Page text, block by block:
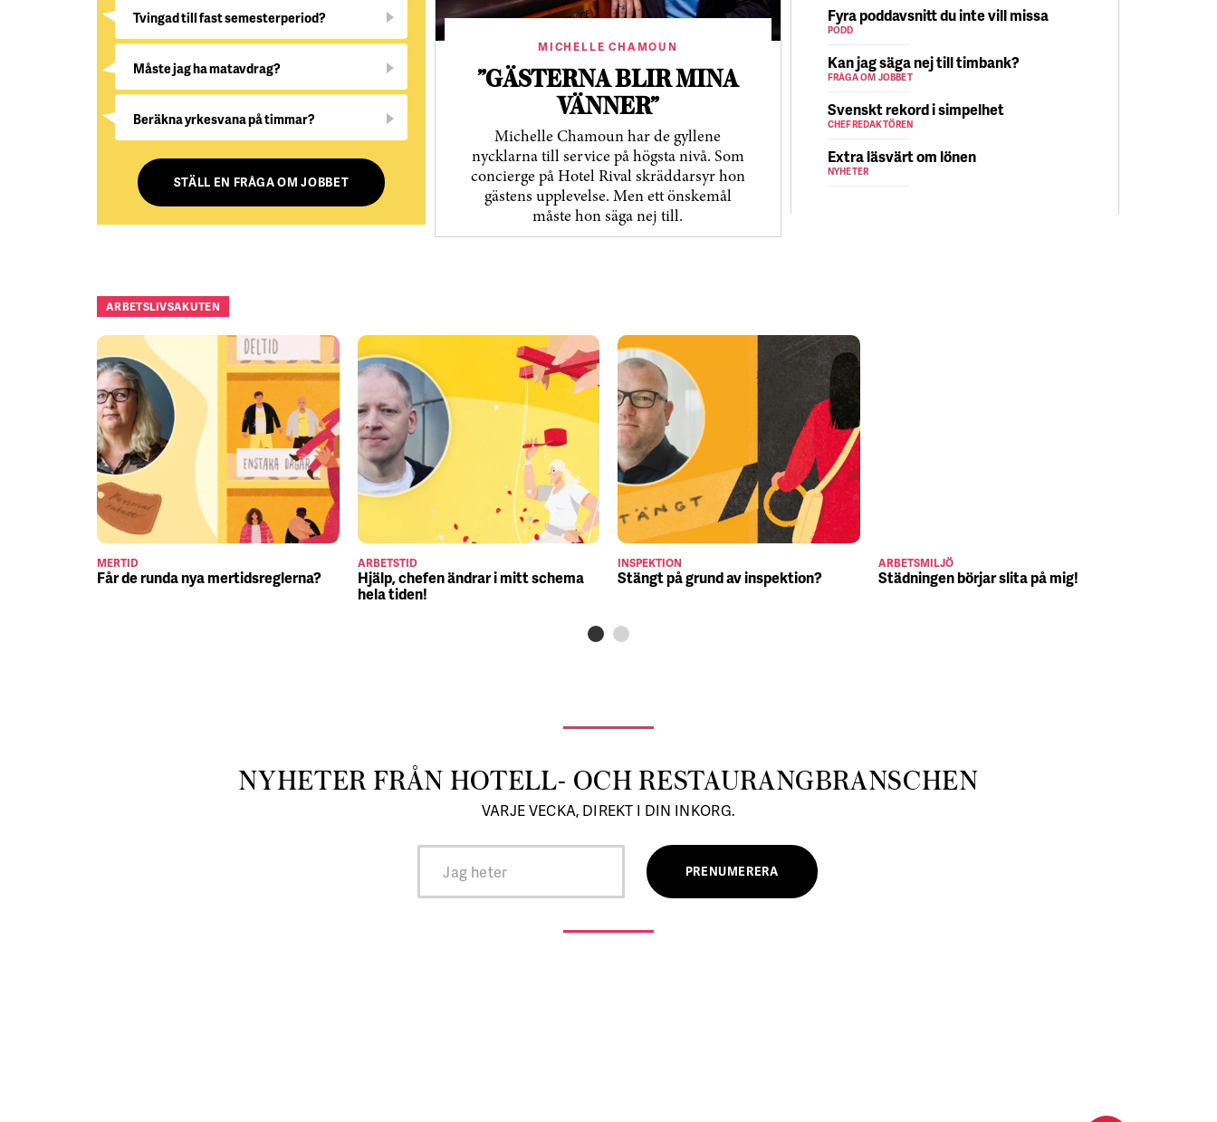
Tvingad till fast semesterperiod?
Måste jag ha matavdrag?
Beräkna yrkesvana på timmar?
STÄLL EN FRÅGA OM JOBBET
MICHELLE CHAMOUN
”GÄSTERNA BLIR MINA
VÄNNER”
Michelle Chamoun har de gyllene
nycklarna till service på högsta nivå. Som
concierge på Hotel Rival skräddarsyr hon
gästens upp­levelse. Men ett önskemål
måste hon säga nej till.
Fyra poddavsnitt du inte vill missa
PODD
Kan jag säga nej till timbank?
FRÅGA OM JOBBET
Svenskt rekord i simpelhet
CHEFREDAKTÖREN
Extra läsvärt om lönen
NYHETER
ARBETSLIVSAKUTEN
MERTID
Får de runda nya mertidsreglerna?
ARBETSTID
Hjälp, chefen ändrar i mitt schema
hela tiden!
INSPEKTION
Stängt på grund av inspektion?
ARBETSMILJÖ
Städningen börjar slita på mig!
NYHETER FRÅN HOTELL- OCH RESTAURANGBRANSCHEN
VARJE VECKA, DIREKT I DIN INKORG.